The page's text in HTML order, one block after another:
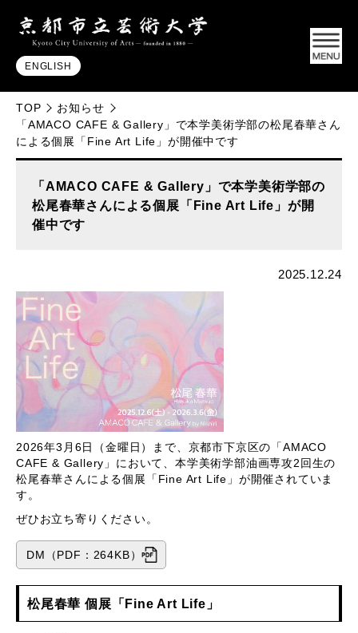
ENGLISH
TOP
お知らせ
「AMACO CAFE & Gallery」で本学美術学部の松尾春華さん
による個展「Fine Art Life」が開催中です
「AMACO CAFE & Gallery」で本学美術学部の
松尾春華さんによる個展「Fine Art Life」が開
催中です
2025.12.24
2026年3月6日（金曜日）まで、京都市下京区の「AMACO
CAFE & Gallery」において、本学美術学部油画専攻2回生の
松尾春華さんによる個展「Fine Art Life」が開催されていま
す。
ぜひお立ち寄りください。
DM（PDF：264KB）
松尾春華 個展「Fine Art Life」